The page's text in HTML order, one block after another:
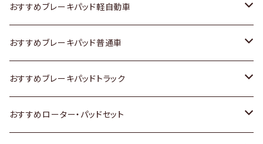
スズキ
日産
いすゞ
ダイハツ
ホンダ
スズキ
日産
いすゞ
トヨタ
スズキ
日産
いすゞ
おすすめブレーキパッド軽自動車
トヨタ
ホンダ
スズキ
おすすめブレーキパッド普通車
トヨタ
ホンダ
おすすめブレーキパッドトラック
トヨタ
おすすめローター・パッドセット